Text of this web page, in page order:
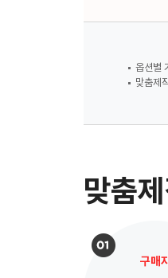
옵션별
맞춤제
맞춤
구매